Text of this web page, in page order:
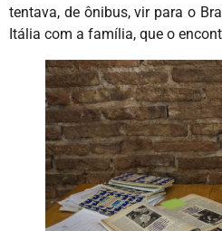
tentava, de ônibus, vir para o
Itália com a família, que o